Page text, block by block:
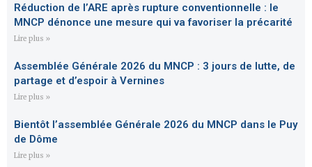
Réduction de l’ARE après rupture conventionnelle : le
MNCP dénonce une mesure qui va favoriser la précarité
Lire plus »
Assemblée Générale 2026 du MNCP : 3 jours de lutte, de
partage et d’espoir à Vernines
Lire plus »
Bientôt l’assemblée Générale 2026 du MNCP dans le Puy
de Dôme
Lire plus »